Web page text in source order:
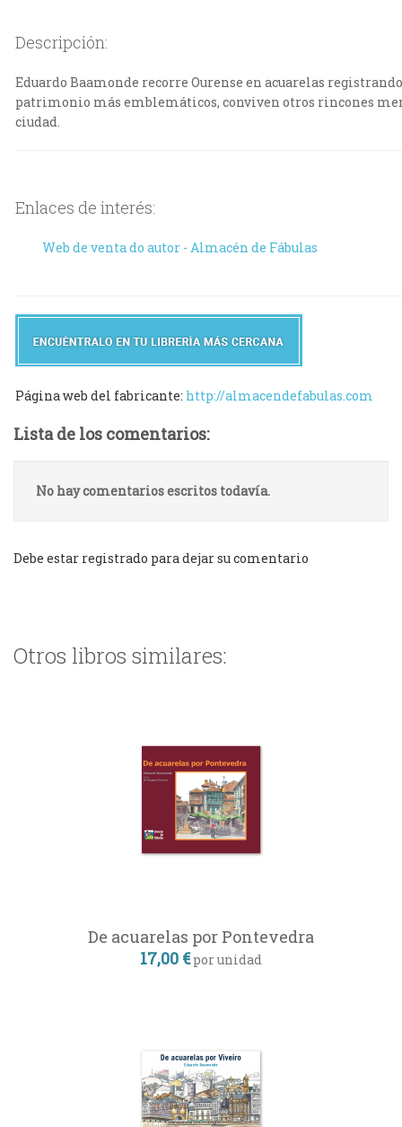
Descripción:
Eduardo Baamonde recorre Ourense en acuarelas
patrimonio más emblemáticos, conviven otros rincones
ciudad.
Enlaces de interés:
Web de venta do autor - Almacén de Fábulas
Página web del fabricante: http://almacendefabulas.com
Lista de los comentarios:
No hay comentarios escritos todavía.
Debe estar registrado para dejar su comentario
Otros libros similares:
De acuarelas por Pontevedra
17,00 € por unidad